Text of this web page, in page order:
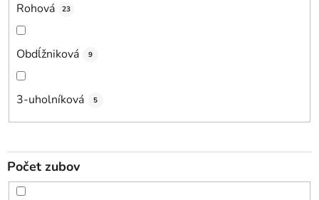
Rohová 23
Obdĺžniková 9
3-uholníková 5
Počet zubov